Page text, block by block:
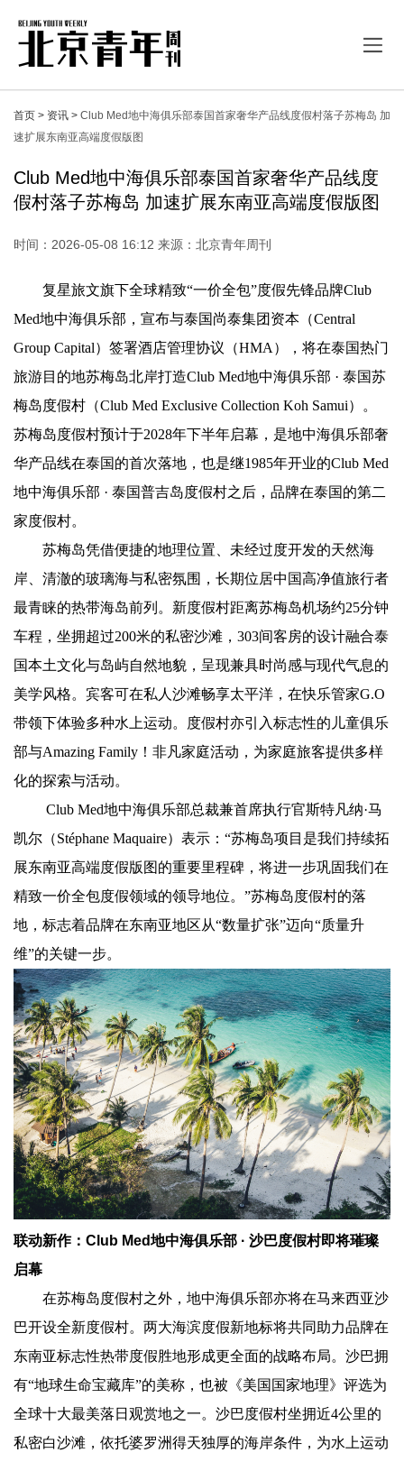
首页 > 资讯 > Club Med地中海俱乐部泰国首家奢华产品线度假村落子苏梅岛 加
速扩展东南亚高端度假版图
Club Med地中海俱乐部泰国首家奢华产品线度
假村落子苏梅岛 加速扩展东南亚高端度假版图
时间：2026-05-08 16:12 来源：北京青年周刊
复星旅文旗下全球精致“一价全包”度假先锋品牌Club
Med地中海俱乐部，宣布与泰国尚泰集团资本（Central
Group Capital）签署酒店管理协议（HMA），将在泰国热门
旅游目的地苏梅岛北岸打造Club Med地中海俱乐部 · 泰国苏
梅岛度假村（Club Med Exclusive Collection Koh Samui）。
苏梅岛度假村预计于2028年下半年启幕，是地中海俱乐部奢
华产品线在泰国的首次落地，也是继1985年开业的Club Med
地中海俱乐部 · 泰国普吉岛度假村之后，品牌在泰国的第二
家度假村。
苏梅岛凭借便捷的地理位置、未经过度开发的天然海
岸、清澈的玻璃海与私密氛围，长期位居中国高净值旅行者
最青睐的热带海岛前列。新度假村距离苏梅岛机场约25分钟
车程，坐拥超过200米的私密沙滩，303间客房的设计融合泰
国本土文化与岛屿自然地貌，呈现兼具时尚感与现代气息的
美学风格。宾客可在私人沙滩畅享太平洋，在快乐管家G.O
带领下体验多种水上运动。度假村亦引入标志性的儿童俱乐
部与Amazing Family！非凡家庭活动，为家庭旅客提供多样
化的探索与活动。
Club Med地中海俱乐部总裁兼首席执行官斯特凡纳·马
凯尔（Stéphane Maquaire）表示：“苏梅岛项目是我们持续拓
展东南亚高端度假版图的重要里程碑，将进一步巩固我们在
精致一价全包度假领域的领导地位。”苏梅岛度假村的落
地，标志着品牌在东南亚地区从“数量扩张”迈向“质量升
维”的关键一步。
联动新作：Club Med地中海俱乐部 · 沙巴度假村即将璀璨
启幕
在苏梅岛度假村之外，地中海俱乐部亦将在马来西亚沙
巴开设全新度假村。两大海滨度假新地标将共同助力品牌在
东南亚标志性热带度假胜地形成更全面的战略布局。沙巴拥
有“地球生命宝藏库”的美称，也被《美国国家地理》评选为
全球十大最美落日观赏地之一。沙巴度假村坐拥近4公里的
私密白沙滩，依托婆罗洲得天独厚的海岸条件，为水上运动